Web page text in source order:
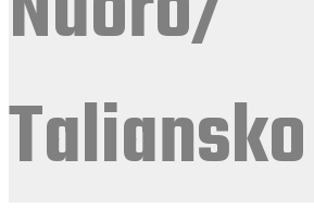
Taliansko